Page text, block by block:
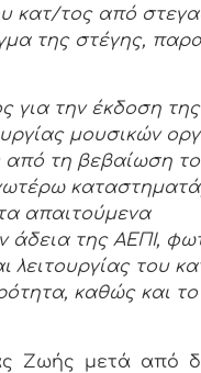
κατ/τος από
της στέγης,
για την έκδοση της
μουσικών
από τη βεβαίωση
απαιτούμενα
άδεια της ΑΕΠΙ,
λειτουργίας του
καθώς και το
Ζωής μετά από